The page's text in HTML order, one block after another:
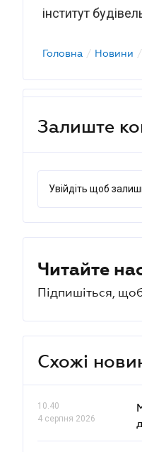
інститут
Головна / Новини /
Залиште
Увійдіть щоб
Читайте
Підпишіться,
Схожі
10.40
4 серпня 2026